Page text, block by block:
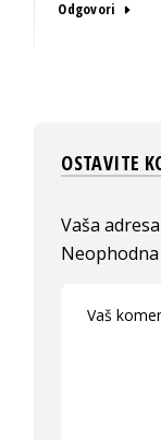
Odgovori
OSTAVITE
Vaša